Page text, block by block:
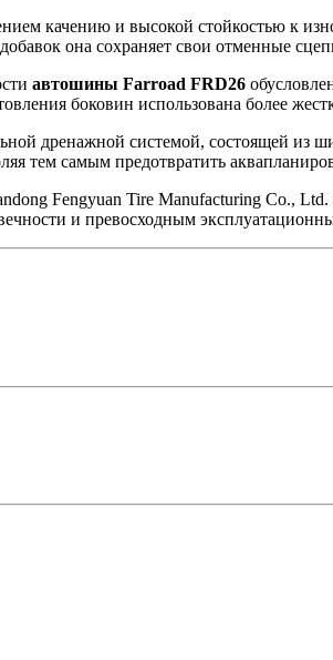
качению и высокой стойкостью к
она сохраняет свои отменные
автошины Farroad FRD26
боковин использована более
дренажной системой, состоящей
тем самым предотвратить
Fengyuan Tire Manufacturing Co.,
и превосходным